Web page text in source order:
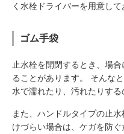
く水栓ドライバーを用意して
ゴム手袋
止水栓を開閉するとき、場
ることがあります。 そんな
水で濡れたり、汚れたりする
また、ハンドルタイプの止
けづらい場合は、ケガを防